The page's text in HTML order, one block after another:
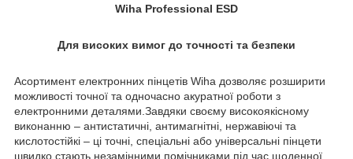
Wiha Professional ESD
Для високих вимог до точності та безпеки
Асортимент електронних пінцетів Wiha дозволяє розширити
можливості точної та одночасно акуратної роботи з
електронними деталями.Завдяки своєму високоякісному
виконанню – антистатичні, антимагнітні, нержавіючі та
кислотостійкі – ці точні, спеціальні або універсальні пінцети
швидко стають незамінними помічниками під час щоденної